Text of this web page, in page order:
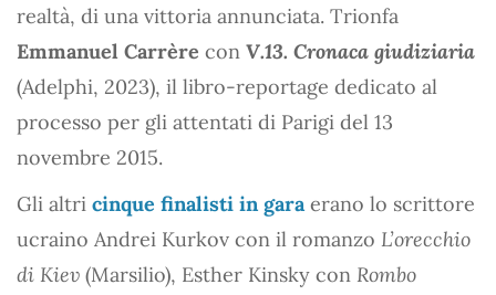
realtà, di una vittoria annunciata. Trionfa
Emmanuel Carrère con V.13. Cronaca giudiziaria
(Adelphi, 2023), il libro-reportage dedicato al
processo per gli attentati di Parigi del 13
novembre 2015.
Gli altri cinque finalisti in garaerano lo scrittore
ucraino Andrei Kurkov con il romanzo L’orecchio
di Kiev (Marsilio), Esther Kinsky con Rombo